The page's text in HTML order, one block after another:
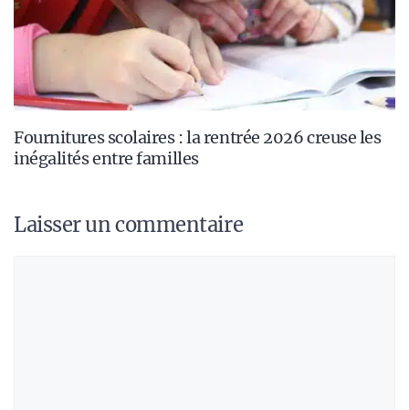
Fournitures scolaires : la rentrée 2026 creuse les
inégalités entre familles
Laisser un commentaire